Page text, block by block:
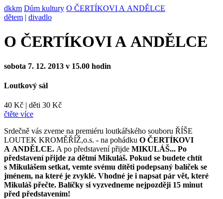
dkkm Dům kultury O ČERTÍKOVI A ANDĚLCE
dětem | divadlo
O ČERTÍKOVI A ANDĚLCE
sobota 7. 12. 2013 v 15.00 hodin
Loutkový sál
40 Kč | děti 30 Kč
čtěte více
Srdečně vás zveme na premiéru loutkářského souboru ŘÍŠE
LOUTEK KROMĚŘÍŽ,o.s. - na pohádku O ČERTÍKOVI
A ANDĚLCE. A po představení přijde MIKULÁŠ... Po
představení přijde za dětmi Mikuláš. Pokud se budete chtít
s Mikulášem setkat, vemte svému dítěti podepsaný balíček se
jménem, na které je zvyklé. Vhodné je i napsat pár vět, které
Mikuláš přečte. Balíčky si vyzvedneme nejpozději 15 minut
před představením!